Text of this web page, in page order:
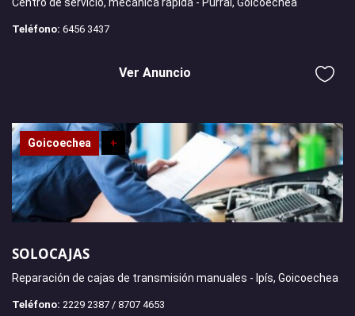
Teléfono: 6456 3437
Ver Anuncio
Goicoechea +
SOLOCAJAS
Reparación de cajas de transmisión manuales - Ipís, Goicoechea
Teléfono: 2229 2387 / 8707 4653